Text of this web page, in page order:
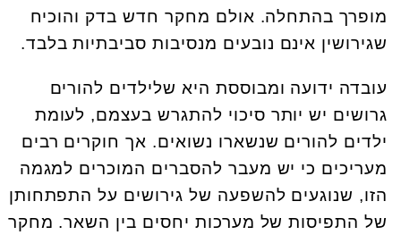
מופרך בהתחלה. אולם מחקר חדש בדק והוכיח
שגירושין אינם נובעים מנסיבות סביבתיות בלבד.
עובדה ידועה ומבוססת היא שלילדים להורים
גרושים יש יותר סיכוי להתגרש בעצמם, לעומת
ילדים להורים שנשארו נשואים. אך חוקרים רבים
מעריכים כי יש מעבר להסברים המוכרים למגמה
הזו, שנוגעים להשפעה של גירושים על התפתחותן
של התפיסות של מערכות יחסים בין השאר. מחקר